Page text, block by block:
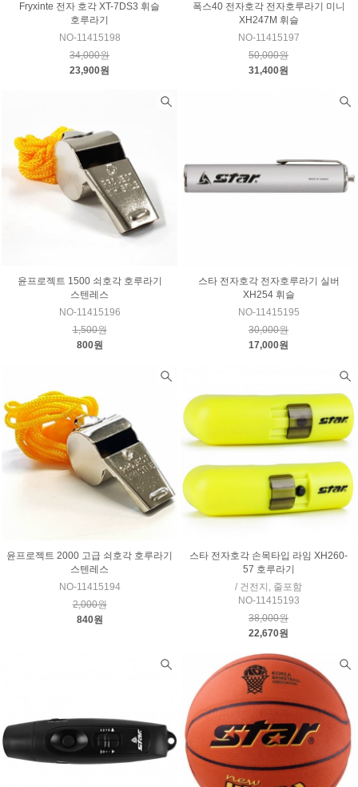
Fryxinte 전자 호각 XT-7DS3 휘슬
호루라기
NO-11415198
34,000원
23,900원
폭스40 전자호각 전자호루라기 미니
XH247M 휘슬
NO-11415197
50,000원
31,400원
윤프로젝트 1500 쇠호각 호루라기
스텐레스
NO-11415196
1,500원
800원
스타 전자호각 전자호루라기 실버
XH254 휘슬
NO-11415195
30,000원
17,000원
윤프로젝트 2000 고급 쇠호각 호루라기
스텐레스
NO-11415194
2,000원
840원
스타 전자호각 손목타입 라임 XH260-
57 호루라기
/ 건전지, 줄포함
NO-11415193
38,000원
22,670원